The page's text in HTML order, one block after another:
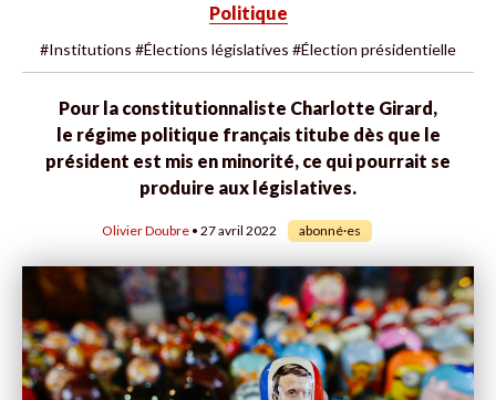
Politique
#Institutions #Élections législatives #Élection présidentielle
Pour la constitutionnaliste Charlotte Girard,
le régime politique français titube dès que le
président est mis en minorité, ce qui pourrait se
produire aux législatives.
Olivier Doubre • 27 avril 2022 abonné·es